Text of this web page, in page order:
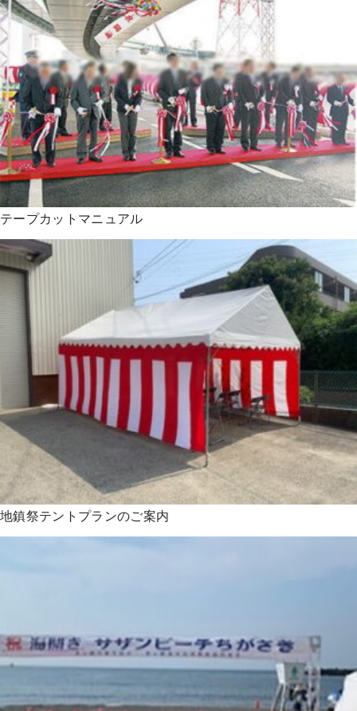
テープカットマニュアル
地鎮祭テントプランのご案内